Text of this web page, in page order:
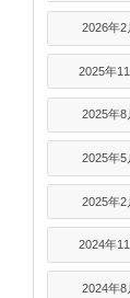
2026年2
2025年
2025年8
2025年5
2025年2
2024年
2024年8